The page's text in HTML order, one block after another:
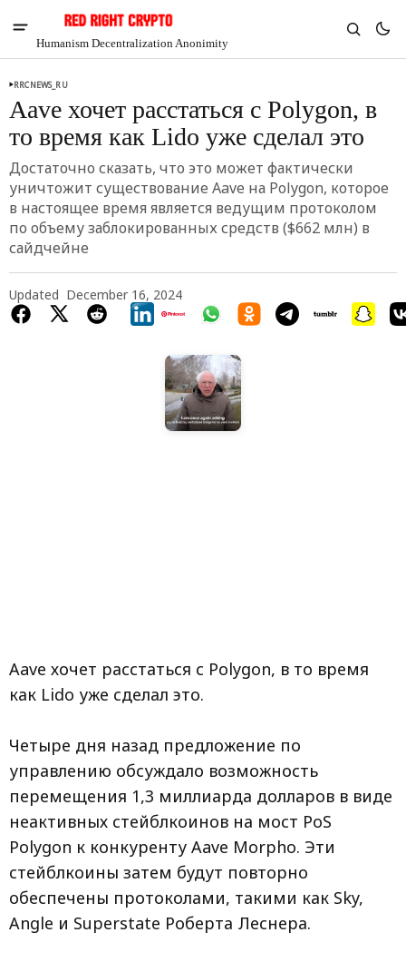
Humanism Decentralization Anonimity
Chia
RRCNEWS_RU
Aave хочет расстаться с Polygon, в
то время как Lido уже сделал это
Достаточно сказать, что это может фактически
уничтожит существование Aave на Polygon, которое
в настоящее время является ведущим протоколом
по объему заблокированных средств ($662 млн) в
сайдчейне
Updated December 16, 2024
Aave хочет расстаться с Polygon, в то время
как Lido уже сделал это.
Четыре дня назад предложение по
управлению обсуждало возможность
перемещения 1,3 миллиарда долларов в виде
неактивных стейблкоинов на мост PoS
Polygon к конкуренту Aave Morpho. Эти
стейблкоины затем будут повторно
обеспечены протоколами, такими как Sky,
Angle и Superstate Роберта Леснера.